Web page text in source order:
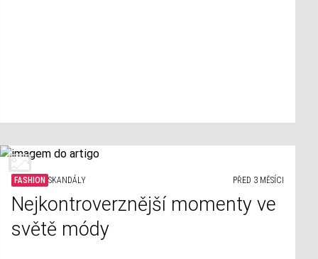
FASHION SKANDÁLY PŘED 3 MĚSÍCI
Nejkontroverznější momenty ve
světě módy